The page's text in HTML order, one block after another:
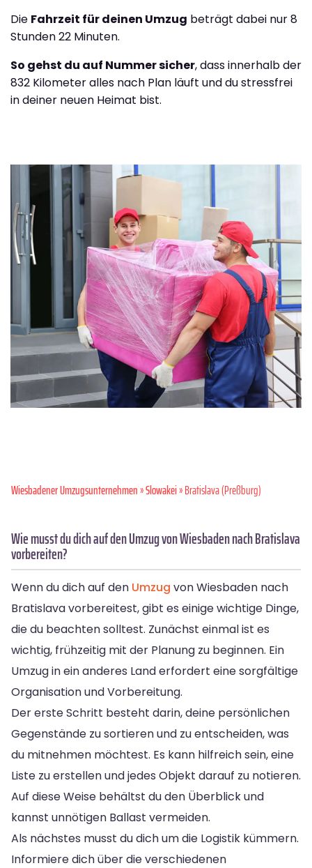
Die Fahrzeit für deinen Umzug beträgt dabei nur 8
Stunden 22 Minuten.
So gehst du auf Nummer sicher, dass innerhalb der
832 Kilometer alles nach Plan läuft und du stressfrei
in deiner neuen Heimat bist.
Wiesbadener Umzugsunternehmen»Slowakei» Bratislava (Preßburg)
Wie musst du dich auf den Umzug von Wiesbaden nach Bratislava
vorbereiten?
Wenn du dich auf den Umzug von Wiesbaden nach
Bratislava vorbereitest, gibt es einige wichtige Dinge,
die du beachten solltest. Zunächst einmal ist es
wichtig, frühzeitig mit der Planung zu beginnen. Ein
Umzug in ein anderes Land erfordert eine sorgfältige
Organisation und Vorbereitung.
Der erste Schritt besteht darin, deine persönlichen
Gegenstände zu sortieren und zu entscheiden, was
du mitnehmen möchtest. Es kann hilfreich sein, eine
Liste zu erstellen und jedes Objekt darauf zu notieren.
Auf diese Weise behältst du den Überblick und
kannst unnötigen Ballast vermeiden.
Als nächstes musst du dich um die Logistik kümmern.
Informiere dich über die verschiedenen